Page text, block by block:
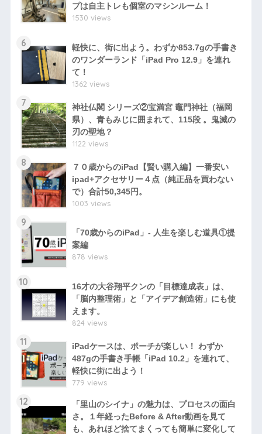
プは自主トレも個室のマシンルーム！
1530 views
6
軽快に、街に出よう。わずか853.7gの手書き
のワンダーランド「iPad Pro 12.9」を連れ
て！
1362 views
7
神社仏閣 シリーズ②宝満宮 竈門神社（福岡
県）、青もみじに囲まれて、115段 。鬼滅の
刃の聖地？
1122 views
8
７０歳からのiPad【賢い購入編】一番安い
ipad+アクセサリー４点（純正品を買わない
で）合計50,345円。
1003 views
9
「70歳からのiPad」- 人生を楽しむ道具①提
案編
878 views
10
16才の大谷翔平クンの「目標達成表」は、
「脳内整理術」と「アイデア創造術」にも使
えます。
824 views
11
iPadケースは、ポーチが楽しい！ わずか
487gの手書き手帳「iPad 10.2」を連れて、
軽快に街に出よう！
779 views
12
「里山のシイナ」の魅力は、プロセスの面白
さ。１年経ったBefore & After動画を見て
も、あれほど捨てまくっても簡単に変化して